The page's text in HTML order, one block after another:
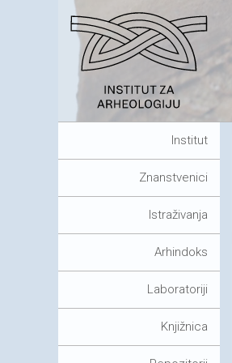
Institut
Znanstvenici
Istraživanja
Arhindoks
Laboratoriji
Knjižnica